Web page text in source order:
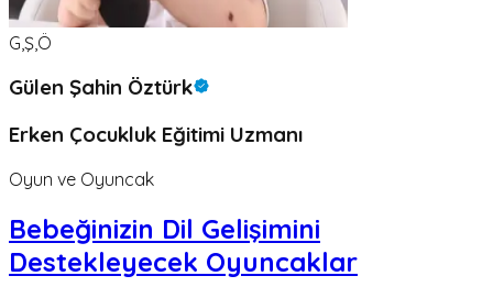
G,Ş,Ö
Gülen Şahin Öztürk
Erken Çocukluk Eğitimi Uzmanı
Oyun ve Oyuncak
Bebeğinizin Dil Gelişimini
Destekleyecek Oyuncaklar